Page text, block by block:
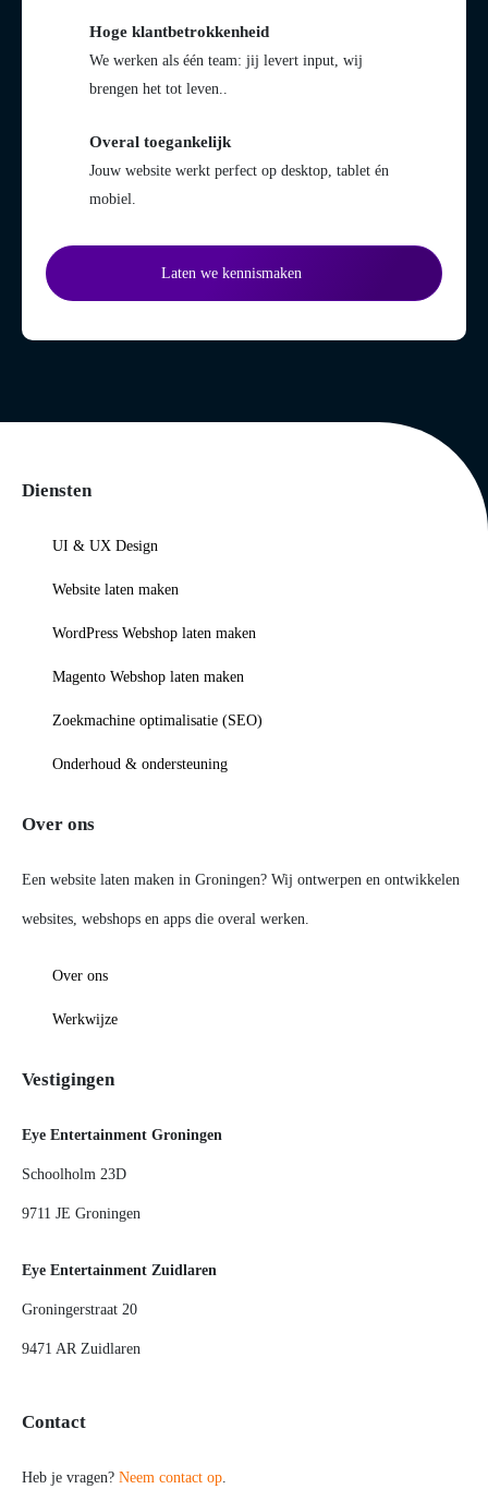
Hoge klantbetrokkenheid
We werken als één team: jij levert input, wij
brengen het tot leven..
Overal toegankelijk
Jouw website werkt perfect op desktop, tablet én
mobiel.
Laten we kennismaken
Diensten
UI & UX Design
Website laten maken
WordPress Webshop laten maken
Magento Webshop laten maken
Zoekmachine optimalisatie (SEO)
Onderhoud & ondersteuning
Over ons
Een website laten maken in Groningen? Wij ontwerpen en ontwikkelen
websites, webshops en apps die overal werken.
Over ons
Werkwijze
Vestigingen
Eye Entertainment Groningen
Schoolholm 23D
9711 JE Groningen
Eye Entertainment Zuidlaren
Groningerstraat 20
9471 AR Zuidlaren
Contact
Heb je vragen? Neem contact op.